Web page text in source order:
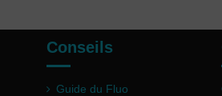
Conseils
Guide du Fluo